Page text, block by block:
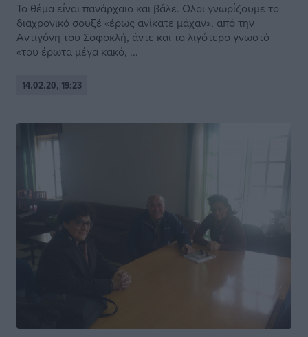
Το θέμα είναι πανάρχαιο και βάλε. Oλοι γνωρίζουμε το
διαχρονικό σουξέ «έρως ανίκατε μάχαν», από την
Αντιγόνη του Σοφοκλή, άντε και το λιγότερο γνωστό
«του έρωτα μέγα κακό, ...
14.02.20, 19:23